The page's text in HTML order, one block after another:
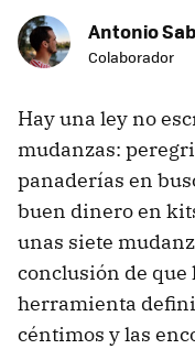
Antonio
Colaborador
Hay una ley no
mudanzas:
panaderías en
buen dinero en
unas siete
conclusión de que
herramienta
céntimos y las